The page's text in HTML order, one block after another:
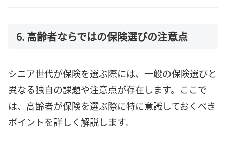
6. 高齢者ならではの保険選びの注意点
シニア世代が保険を選ぶ際には、一般の保険選びと
異なる独自の課題や注意点が存在します。ここで
は、高齢者が保険を選ぶ際に特に意識しておくべき
ポイントを詳しく解説します。